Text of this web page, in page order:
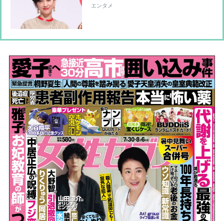
ない」宣言 土地は滝川家が提供、育
エンタメ